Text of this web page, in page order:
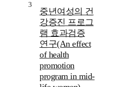
3
중년여성의 건
강증진 프로그
램 효과검증
연구(An effect
of health
promotion
program in mid-